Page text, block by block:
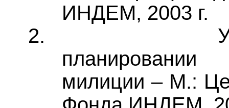
ИНДЕМ, 2003 г.
2.
милиции – М.: